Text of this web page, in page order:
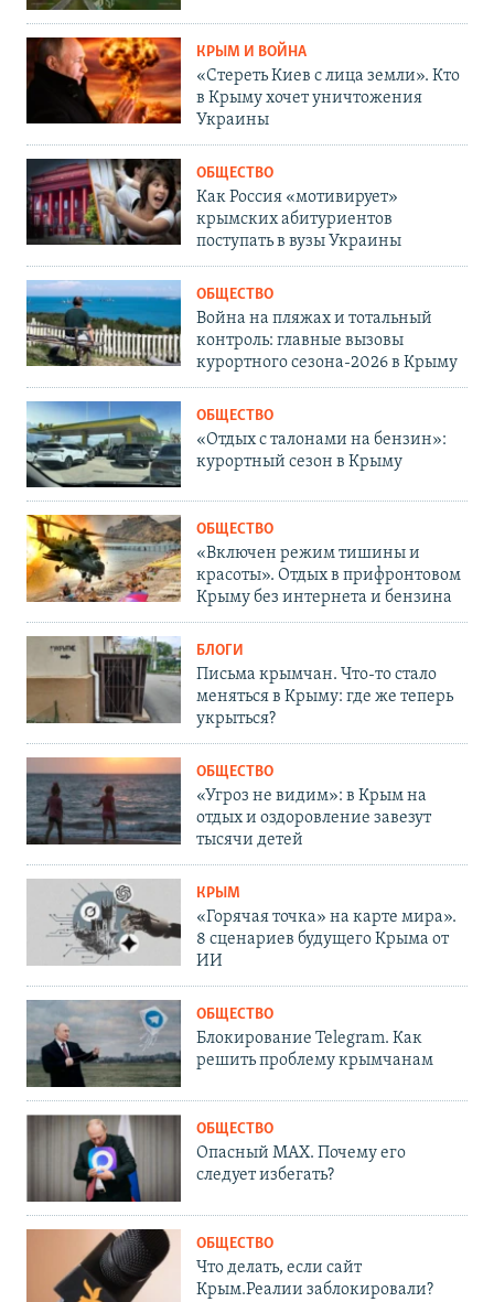
КРЫМ И ВОЙНА
«Стереть Киев с лица земли». Кто
в Крыму хочет уничтожения
Украины
ОБЩЕСТВО
Как Россия «мотивирует»
крымских абитуриентов
поступать в вузы Украины
ОБЩЕСТВО
Война на пляжах и тотальный
контроль: главные вызовы
курортного сезона-2026 в Крыму
ОБЩЕСТВО
«Отдых с талонами на бензин»:
курортный сезон в Крыму
ОБЩЕСТВО
«Включен режим тишины и
красоты». Отдых в прифронтовом
Крыму без интернета и бензина
БЛОГИ
Письма крымчан. Что-то стало
меняться в Крыму: где же теперь
укрыться?
ОБЩЕСТВО
«Угроз не видим»: в Крым на
отдых и оздоровление завезут
тысячи детей
КРЫМ
«Горячая точка» на карте мира».
8 сценариев будущего Крыма от
ИИ
ОБЩЕСТВО
Блокирование Telegram. Как
решить проблему крымчанам
ОБЩЕСТВО
Опасный MAX. Почему его
следует избегать?
ОБЩЕСТВО
Что делать, если сайт
Крым.Реалии заблокировали?